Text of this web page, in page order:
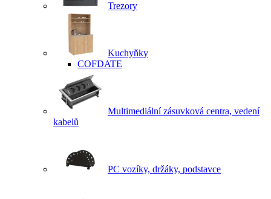
Trezory
Kuchyňky
COFDATE
Multimediální zásuvková centra, vedení
kabelů
PC vozíky, držáky, podstavce